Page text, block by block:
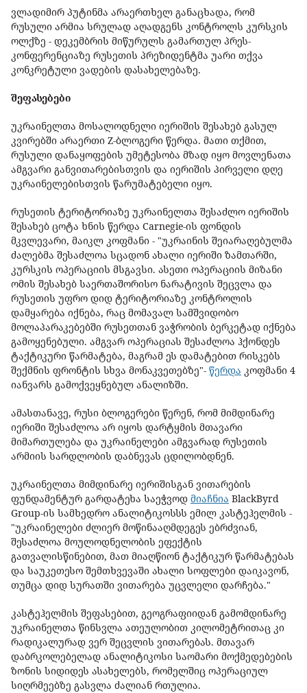
ვლადიმირ პუტინმა არაერთხელ განაცხადა, რომ
რუსული არმია სრულად აღადგენს კონტროლს კურსკის
ოლქზე - დეკემბრის მიწურულს გამართულ პრეს-
კონფერენციაზე რუსეთის პრეზიდენტმა უარი თქვა
კონკრეტული ვადების დასახელებაზე.
შეფასებები
უკრაინელთა მოსალოდნელი იერიშის შესახებ გასულ
კვირებში არაერთი Z-ბლოგერი წერდა. მათი თქმით,
რუსული დანაყოფების უმეტესობა მზად იყო მოვლენათა
ამგვარი განვითარებისთვის და იერიშის პირველი დღე
უკრაინელებისთვის წარუმატებელი იყო.
რუსეთის ტერიტორიაზე უკრაინელთა შესაძლო იერიშის
შესახებ ცოტა ხნის წერდა Carnegie-ის ფონდის
მკვლევარი, მაიკლ კოფმანი - "უკრაინის შეიარაღებულმა
ძალებმა შესაძლოა სცადონ ახალი იერიში ზამთარში,
კურსკის ოპერაციის მსგავსი. ასეთი ოპერაციის მიზანი
ომის შესახებ საერთაშორისო ნარატივის შეცვლა და
რუსეთის უფრო დიდ ტერიტორიაზე კონტროლის
დამყარება იქნება, რაც მომავალ სამშვიდობო
მოლაპარაკებებში რუსეთთან ვაჭრობის ბერკეტად იქნება
გამოყენებული. ამგვარ ოპერაციას შესაძლოა ჰქონდეს
ტაქტიკური წარმატება, მაგრამ ეს დამატებით რისკებს
შექმნის ფრონტის სხვა მონაკვეთებზე"- წერდა კოფმანი 4
იანვარს გამოქვეყნებულ ანალიზში.
ამასთანავე, რუსი ბლოგერები წერენ, რომ მიმდინარე
იერიში შესაძლოა არ იყოს დარტყმის მთავარი
მიმართულება და უკრაინელები ამგვარად რუსეთის
არმიის სარდლობის დაბნევას ცდილობდნენ.
უკრაინელთა მიმდინარე იერიშისგან ვითარების
ფუნდამენტურ გარდატეხა საეჭვოდ მიაჩნია BlackByrd
Group-ის სამხედრო ანალიტიკოსსს ემილ კასტეჰელმის -
"უკრაინელები ძლიერ მოწინააღმდეგეს ებრძვიან,
შესაძლოა მოულოდნელობის ეფექტის
გათვალისწინებით, მათ მიაღწიონ ტაქტიკურ წარმატებას
და საუკეთესო შემთხვევაში ახალი სოფლები დაიკავონ,
თუმცა დიდ სურათში ვითარება უცვლელი დარჩება."
კასტეჰელმის შეფასებით, გეოგრაფიიდან გამომდინარე
უკრაინელთა წინსვლა ათეულობით კილომეტრითაც კი
რადიკალურად ვერ შეცვლის ვითარებას. მთავარ
დაბრკოლებელად ანალიტიკოსი საომარი მოქმედებების
ზონის სიდიდეს ასახელებს, რომელშიც ოპერაციულ
სიღრმეებზე გასვლა ძალიან რთულია.